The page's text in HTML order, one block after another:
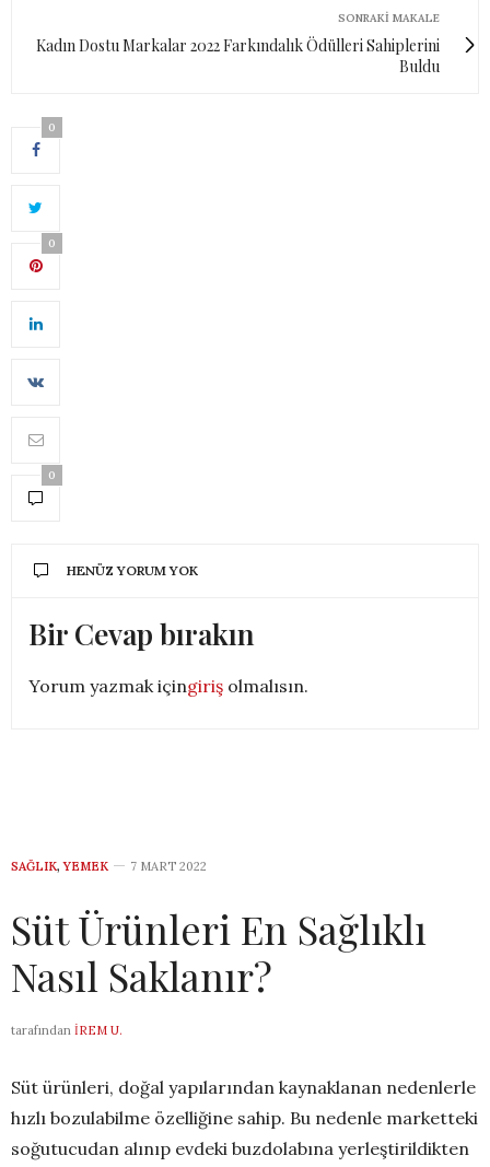
SONRAKI MAKALE
Kadın Dostu Markalar 2022 Farkındalık Ödülleri Sahiplerini
Buldu
0
0
0
HENÜZ YORUM YOK
Bir Cevap bırakın
Yorum yazmak içingiriş olmalısın.
SAĞLIK, YEMEK 7 MART 2022
Süt Ürünleri En Sağlıklı
Nasıl Saklanır?
tarafından İREM U.
Süt ürünleri, doğal yapılarından kaynaklanan nedenlerle
hızlı bozulabilme özelliğine sahip. Bu nedenle marketteki
soğutucudan alınıp evdeki buzdolabına yerleştirildikten